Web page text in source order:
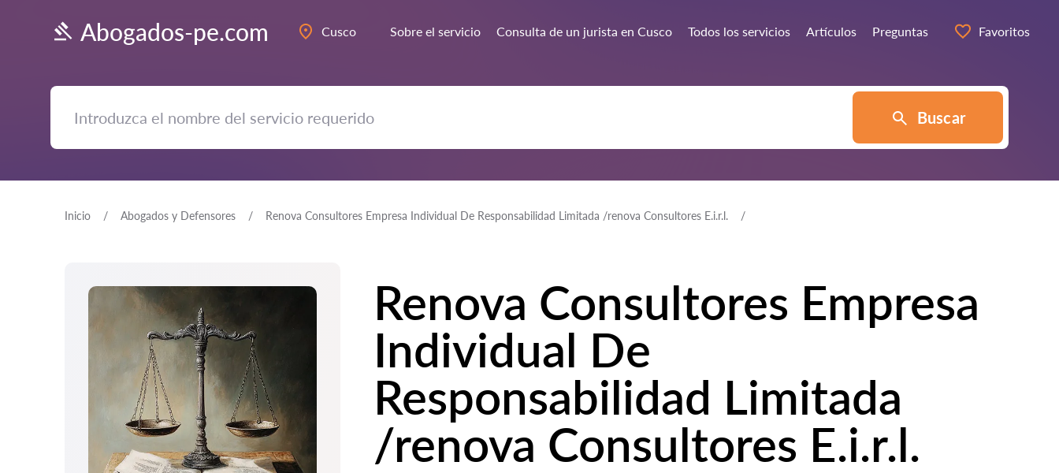
Abogados-pe.com Cusco Sobre el servicio Consulta de un jurista en Cusco Todos los servicios Artículos Preguntas Favoritos
Buscar
Inicio Abogados y Defensores Renova Consultores Empresa Individual De Responsabilidad Limitada /renova Consultores E.i.r.l.
Renova Consultores Empresa
Individual De
Responsabilidad Limitada
/renova Consultores E.i.r.l.